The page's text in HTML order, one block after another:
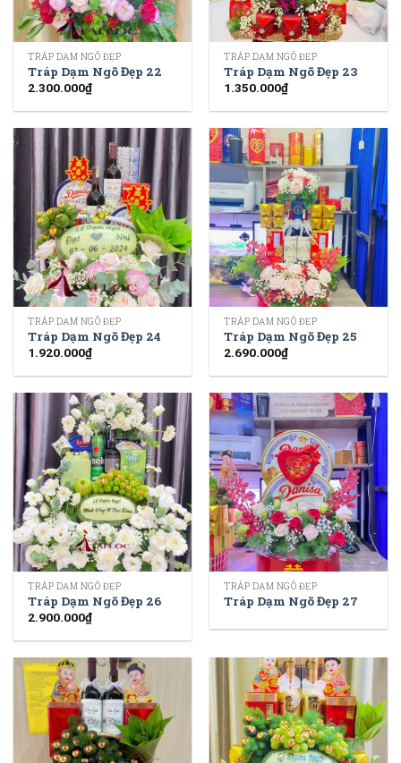
TRÁP DẠM NGÕ ĐẸP
Tráp Dạm Ngõ Đẹp 22
2.300.000₫
TRÁP DẠM NGÕ ĐẸP
Tráp Dạm Ngõ Đẹp 23
1.350.000₫
TRÁP DẠM NGÕ ĐẸP
Tráp Dạm Ngõ Đẹp 24
1.920.000₫
TRÁP DẠM NGÕ ĐẸP
Tráp Dạm Ngõ Đẹp 25
2.690.000₫
TRÁP DẠM NGÕ ĐẸP
Tráp Dạm Ngõ Đẹp 26
2.900.000₫
TRÁP DẠM NGÕ ĐẸP
Tráp Dạm Ngõ Đẹp 27